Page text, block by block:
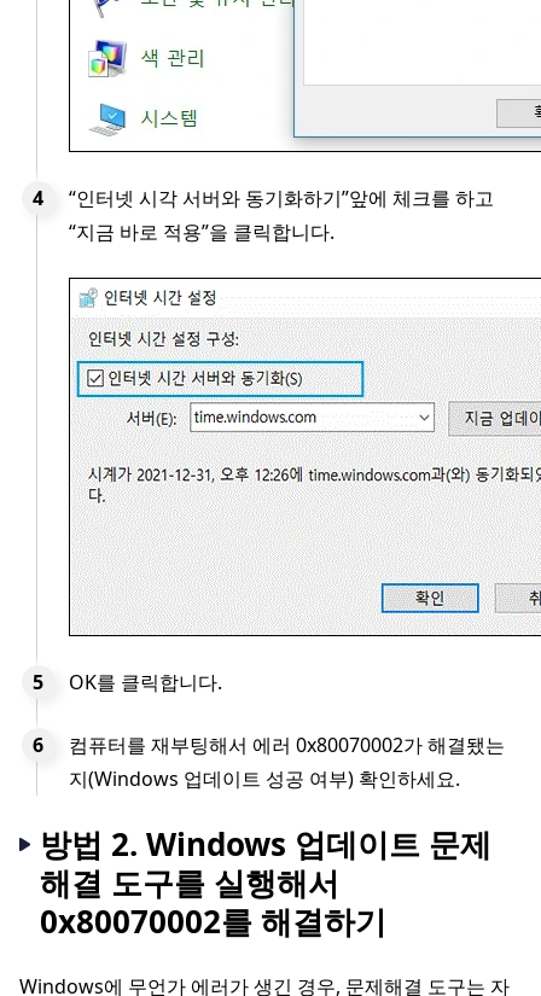
“인터넷 시각 서버와 동기화하기”앞에 체크를 하고
“지금 바로 적용”을 클릭합니다.
OK를 클릭합니다.
컴퓨터를 재부팅해서 에러 0x80070002가 해결됐는
지(Windows 업데이트 성공 여부) 확인하세요.
방법 2. Windows 업데이트 문제
해결 도구를 실행해서
0x80070002를 해결하기
Windows에 무언가 에러가 생긴 경우, 문제해결 도구는 자